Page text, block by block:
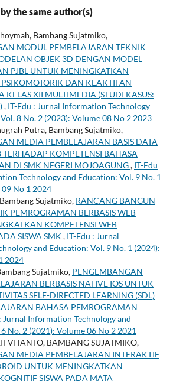
the same author(s)
Bambang Sujatmiko,
MODUL PEMBELAJARAN TEKNIK
OBJEK 3D DENGAN MODEL
PJBL UNTUK MENINGKATKAN
DAN KEAKTIFAN
KELAS XII MULTIMEDIA (STUDI KASUS:
, IT-Edu : Jurnal Information Technology
8 No. 2 (2023): Volume 08 No 2 2023
Putra, Bambang Sujatmiko,
MEDIA PEMBELAJARAN BASIS DATA
TERHADAP KOMPETENSI BAHASA
DI SMK NEGERI MOJOAGUNG, IT-Edu
Technology and Education: Vol. 9 No. 1
No 1 2024
Sujatmiko, RANCANG BANGUN
PEMROGRAMAN BERBASIS WEB
KOMPETENSI WEB
SISWA SMK , IT-Edu : Jurnal
and Education: Vol. 9 No. 1 (2024):
2024
Sujatmiko, PENGEMBANGAN
BERBASIS NATIVE IOS UNTUK
SELF-DIRECTED LEARNING (SDL)
BAHASA PEMROGRAMAN
Jurnal Information Technology and
No. 2 (2021): Volume 06 No 2 2021
BAMBANG SUJATMIKO,
MEDIA PEMBELAJARAN INTERAKTIF
UNTUK MENINGKATKAN
SISWA PADA MATA